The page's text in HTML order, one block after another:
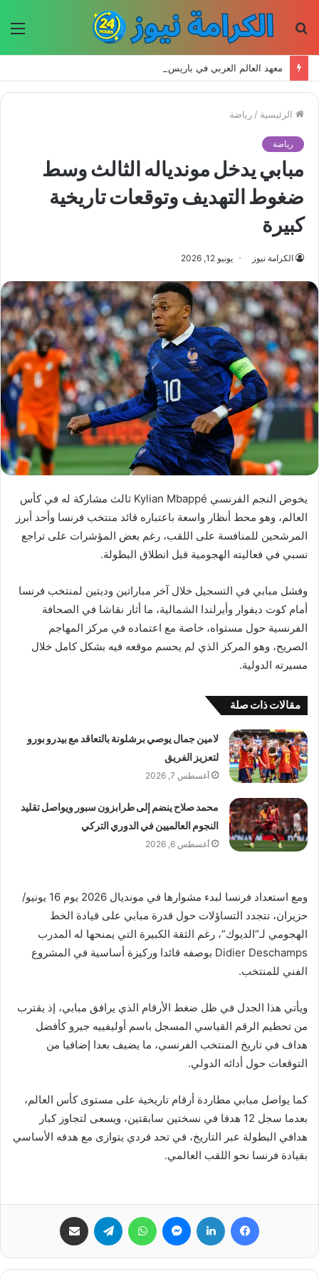
الرئيسية / رياضة
رياضة
مبابي يدخل موندياله الثالث وسط
ضغوط التهديف وتوقعات تاريخية
كبيرة
الكرامة نيوز يونيو 12, 2026
يخوض النجم الفرنسي Kylian Mbappé ثالث مشاركة له في كأس
العالم، وهو محط أنظار واسعة باعتباره قائد منتخب فرنسا وأحد أبرز
المرشحين للمنافسة على اللقب، رغم بعض المؤشرات على تراجع
نسبي في فعاليته الهجومية قبل انطلاق البطولة.
وفشل مبابي في التسجيل خلال آخر مباراتين وديتين لمنتخب فرنسا
أمام كوت ديفوار وأيرلندا الشمالية، ما أثار نقاشا في الصحافة
الفرنسية حول مستواه، خاصة مع اعتماده في مركز المهاجم
الصريح، وهو المركز الذي لم يحسم موقعه فيه بشكل كامل خلال
مسيرته الدولية.
مقالات ذات صلة
لامين جمال يوصي برشلونة بالتعاقد مع بيدرو بورو
لتعزيز الفريق
أغسطس 7, 2026
محمد صلاح ينضم إلى طرابزون سبور ويواصل تقليد
النجوم العالميين في الدوري التركي
أغسطس 6, 2026
ومع استعداد فرنسا لبدء مشوارها في مونديال 2026 يوم 16 يونيو/
حزيران، تتجدد التساؤلات حول قدرة مبابي على قيادة الخط
الهجومي لـ“الديوك”، رغم الثقة الكبيرة التي يمنحها له المدرب
Didier Deschamps بوصفه قائدا وركيزة أساسية في المشروع
الفني للمنتخب.
ويأتي هذا الجدل في ظل ضغط الأرقام الذي يرافق مبابي، إذ يقترب
من تحطيم الرقم القياسي المسجل باسم أوليفييه جيرو كأفضل
هداف في تاريخ المنتخب الفرنسي، ما يضيف بعدا إضافيا من
التوقعات حول أدائه الدولي.
كما يواصل مبابي مطاردة أرقام تاريخية على مستوى كأس العالم،
بعدما سجل 12 هدفا في نسختين سابقتين، ويسعى لتجاوز كبار
هدافي البطولة عبر التاريخ، في تحد فردي يتوازى مع هدفه الأساسي
بقيادة فرنسا نحو اللقب العالمي.
فيسبوك لينكدإن ماسنجر واتساب تيلقرام